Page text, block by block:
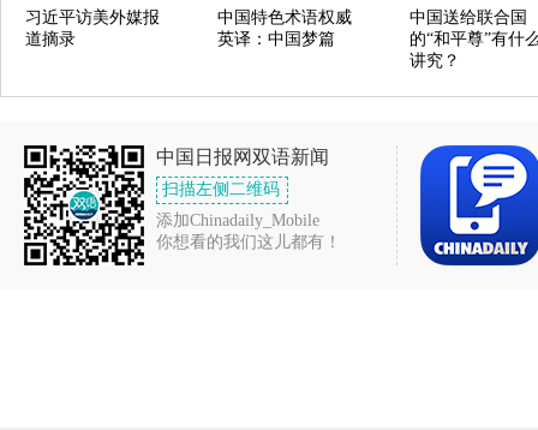
习近平访美外媒报
道摘录
中国特色术语权威
英译：中国梦篇
中国送给联合国
的“和平尊”有什
讲究？
中国日报网双语新闻
扫描左侧二维码
添加Chinadaily_Mobile
你想看的我们这儿都有！